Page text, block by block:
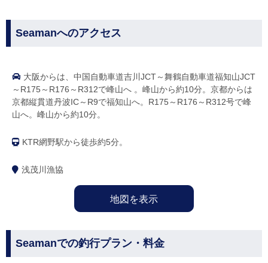
Seamanへのアクセス
大阪からは、中国自動車道吉川JCT～舞鶴自動車道福知山JCT
～R175～R176～R312で峰山へ 。峰山から約10分。京都からは
京都縦貫道丹波IC～R9で福知山へ。R175～R176～R312号で峰
山へ。峰山から約10分。
KTR網野駅から徒歩約5分。
浅茂川漁協
地図を表示
Seamanでの釣行プラン・料金